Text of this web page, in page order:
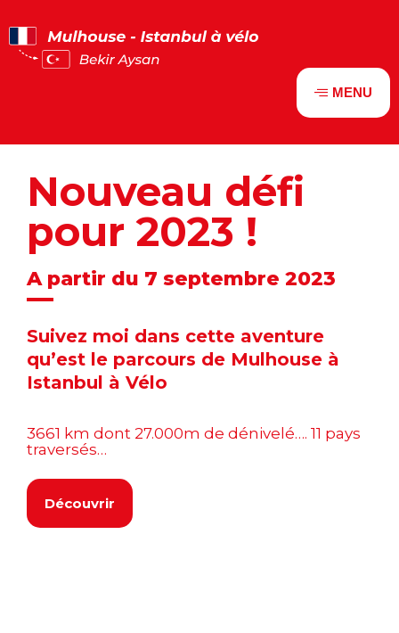
MENU
Nouveau défi
pour 2023 !
A partir du 7 septembre 2023
Suivez moi dans cette aventure
qu’est le parcours de Mulhouse à
Istanbul à Vélo
3661 km dont 27.000m de dénivelé…. 11 pays
traversés…
Découvrir